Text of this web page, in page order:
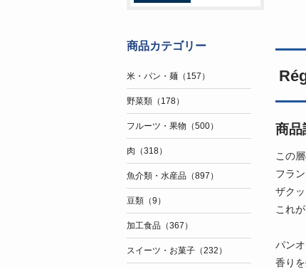
商品
この
フラ
ザク
これ
パン
香りを
商品カテゴリー
米・パン・麺（157）
野菜類（178）
フルーツ・果物（500）
肉（318）
魚介類・水産品（897）
豆類（9）
加工食品（367）
スイーツ・お菓子（232）